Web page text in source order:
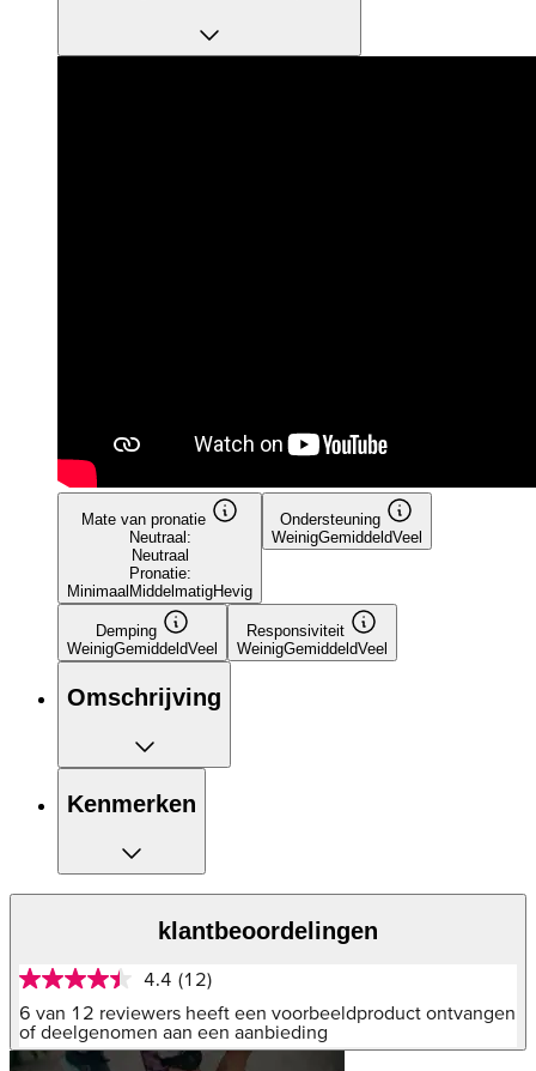
Mate van pronatie
Neutraal:
Neutraal
Pronatie:
MinimaalMiddelmatigHevig
Ondersteuning
WeinigGemiddeldVeel
Demping
WeinigGemiddeldVeel
Responsiviteit
WeinigGemiddeldVeel
Omschrijving
Kenmerken
klantbeoordelingen
4.4
van
5
sterren,
gemiddelde
4.4 (12)
6 van 12 reviewers heeft een voorbeeldproduct ontvangen
of deelgenomen aan een aanbieding